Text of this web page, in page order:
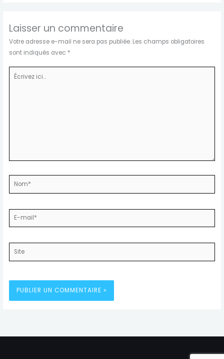
Laisser un commentaire
Votre adresse e-mail ne sera pas publiée. Les champs obligatoires
sont indiqués avec *
Écrivez
Nom*
E-
mail*
Site